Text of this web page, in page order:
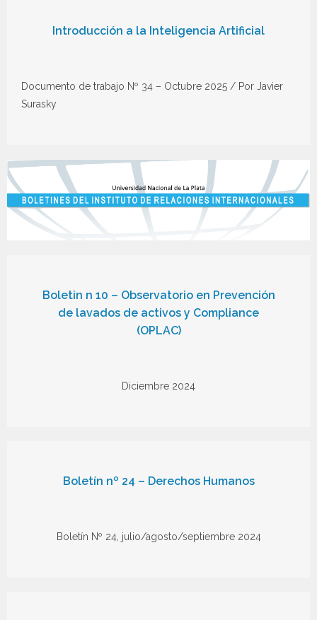
Introducción a la Inteligencia Artificial
Documento de trabajo Nº 34 – Octubre 2025 / Por Javier
Surasky
Boletin n 10 – Observatorio en Prevención
de lavados de activos y Compliance
(OPLAC)
Diciembre 2024
Boletín nº 24 – Derechos Humanos
Boletín Nº 24, julio/agosto/septiembre 2024